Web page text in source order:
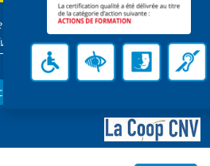
Tarif
Contactez-
nous
6 à 14
la